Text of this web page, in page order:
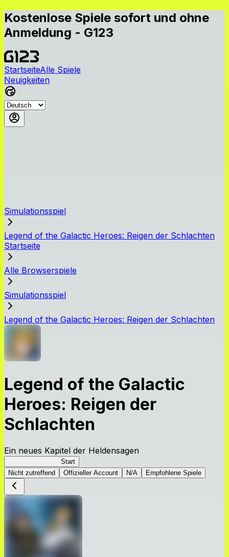
Kostenlose Spiele sofort und ohne
Anmeldung - G123
StartseiteAlle Spiele
Neuigkeiten
Simulationsspiel
Legend of the Galactic Heroes: Reigen der Schlachten
Startseite
Alle Browserspiele
Simulationsspiel
Legend of the Galactic Heroes: Reigen der Schlachten
Legend of the Galactic
Heroes: Reigen der
Schlachten
Ein neues Kapitel der Heldensagen
Start
Nicht zutreffend
Offizieller Account N/A Empfohlene Spiele